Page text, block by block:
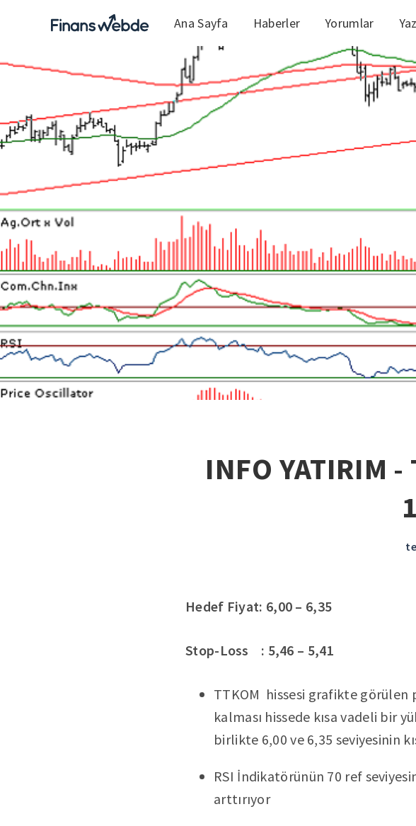
Ana Sayfa Haberler Yorumlar
INFO YATIRIM
Hedef Fiyat: 6,00 – 6,35
Stop-Loss : 5,46 – 5,41
TTKOM hissesi grafikte görülen
kalması hissede kısa vadeli bir
birlikte 6,00 ve 6,35 seviyesinin
RSI İndikatörünün 70 ref
arttırıyor